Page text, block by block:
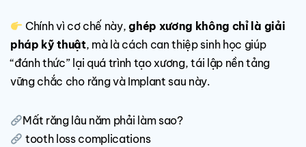
Chính vì cơ chế này,ghép xương không chỉ là giải
pháp kỹ thuật, mà là cách can thiệp sinh học giúp
“đánh thức” lại quá trình tạo xương, tái lập nền tảng
vững chắc cho răng và Implant sau này.
Mất răng lâu năm phải làm sao?
tooth loss complications